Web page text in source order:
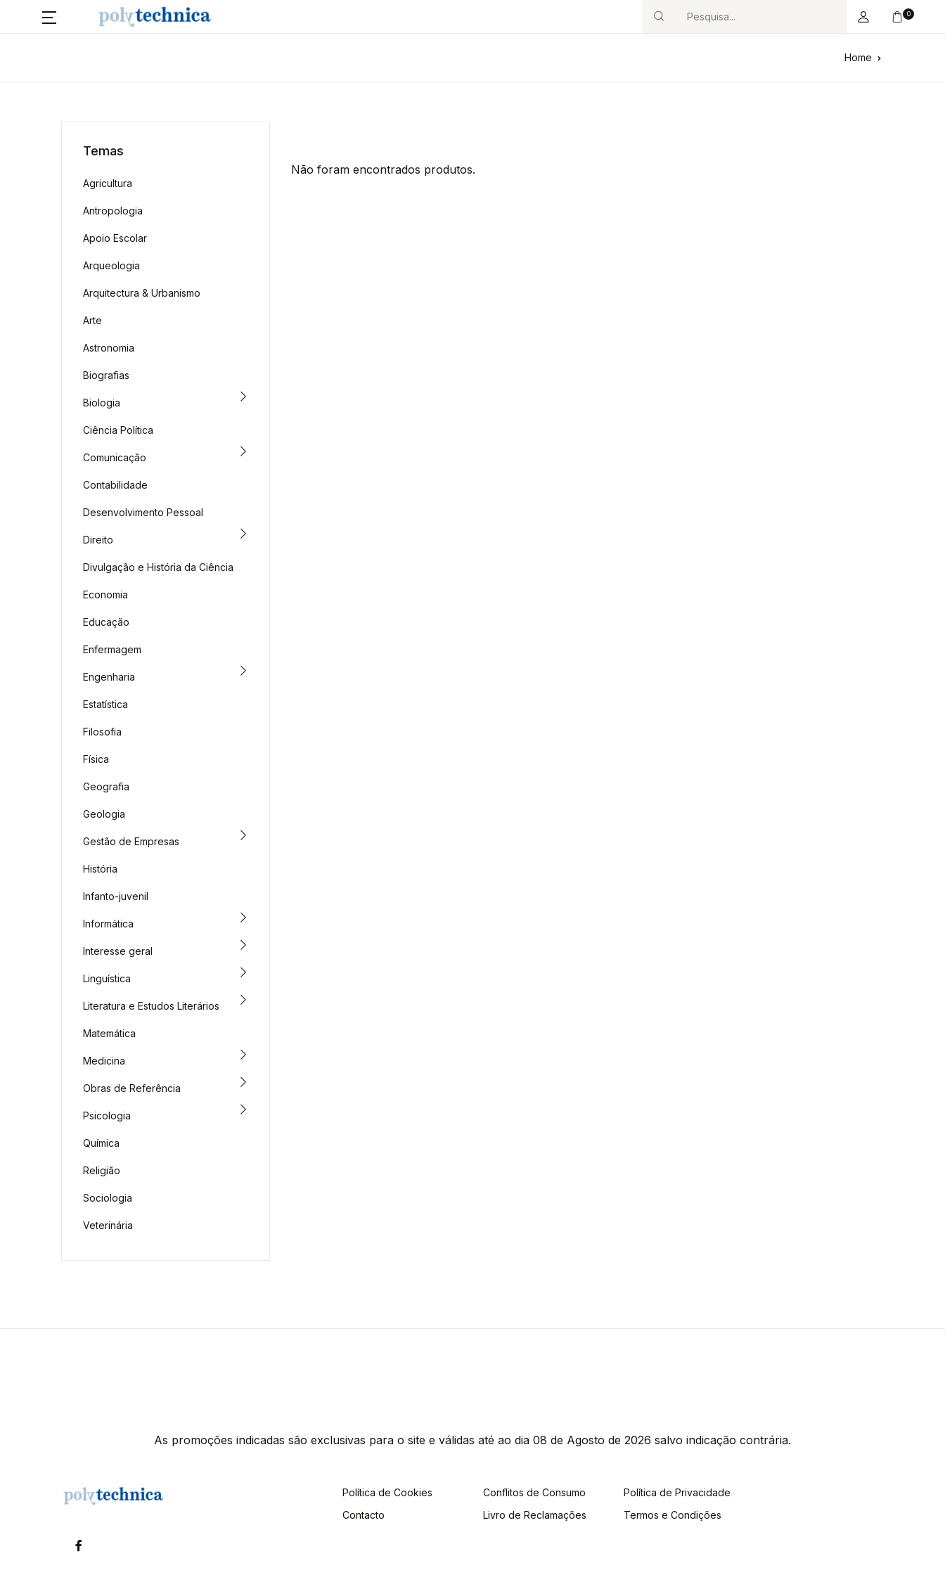
Search
0
Home
Não foram encontrados produtos.
Temas
Agricultura
Antropologia
Apoio Escolar
Arqueologia
Arquitectura & Urbanismo
Arte
Astronomia
Biografias
Biologia
Ciência Política
Comunicação
Contabilidade
Desenvolvimento Pessoal
Direito
Divulgação e História da Ciência
Economia
Educação
Enfermagem
Engenharia
Estatística
Filosofia
Física
Geografia
Geologia
Gestão de Empresas
História
Infanto-juvenil
Informática
Interesse geral
Linguística
Literatura e Estudos Literários
Matemática
Medicina
Obras de Referência
Psicologia
Química
Religião
Sociologia
Veterinária
As promoções indicadas são exclusivas para o site e válidas até ao dia 08 de Agosto de 2026 salvo indicação contrária.
Política de Cookies
Contacto
Conflitos de Consumo
Livro de Reclamações
Política de Privacidade
Termos e Condições